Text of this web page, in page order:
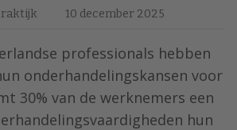
10 december 2025
professionals hebben
onderhandelingskansen voor
30% van de werknemers een
hun